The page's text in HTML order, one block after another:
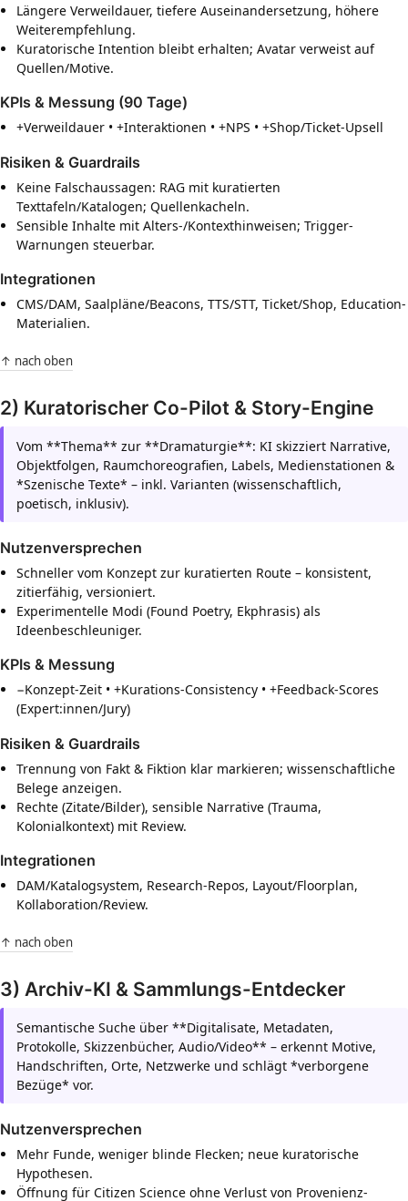
Längere Verweildauer, tiefere Auseinandersetzung, höhere
Weiterempfehlung.
Kuratorische Intention bleibt erhalten; Avatar verweist auf
Quellen/Motive.
KPIs & Messung (90 Tage)
+Verweildauer • +Interaktionen • +NPS • +Shop/Ticket-Upsell
Risiken & Guardrails
Keine Falschaussagen: RAG mit kuratierten
Texttafeln/Katalogen; Quellenkacheln.
Sensible Inhalte mit Alters-/Kontexthinweisen; Trigger-
Warnungen steuerbar.
Integrationen
CMS/DAM, Saalpläne/Beacons, TTS/STT, Ticket/Shop, Education-
Materialien.
↑ nach oben
2) Kuratorischer Co-Pilot & Story-Engine
Vom **Thema** zur **Dramaturgie**: KI skizziert Narrative,
Objektfolgen, Raumchoreografien, Labels, Medienstationen &
*Szenische Texte* – inkl. Varianten (wissenschaftlich,
poetisch, inklusiv).
Nutzenversprechen
Schneller vom Konzept zur kuratierten Route – konsistent,
zitierfähig, versioniert.
Experimentelle Modi (Found Poetry, Ekphrasis) als
Ideenbeschleuniger.
KPIs & Messung
−Konzept-Zeit • +Kurations-Consistency • +Feedback-Scores
(Expert:innen/Jury)
Risiken & Guardrails
Trennung von Fakt & Fiktion klar markieren; wissenschaftliche
Belege anzeigen.
Rechte (Zitate/Bilder), sensible Narrative (Trauma,
Kolonialkontext) mit Review.
Integrationen
DAM/Katalogsystem, Research-Repos, Layout/Floorplan,
Kollaboration/Review.
↑ nach oben
3) Archiv-KI & Sammlungs-Entdecker
Semantische Suche über **Digitalisate, Metadaten,
Protokolle, Skizzenbücher, Audio/Video** – erkennt Motive,
Handschriften, Orte, Netzwerke und schlägt *verborgene
Bezüge* vor.
Nutzenversprechen
Mehr Funde, weniger blinde Flecken; neue kuratorische
Hypothesen.
Öffnung für Citizen Science ohne Verlust von Provenienz-